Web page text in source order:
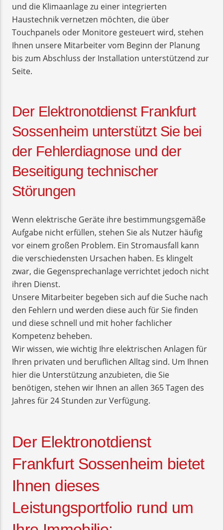
und die Klimaanlage zu einer integrierten
Haustechnik vernetzen möchten, die über
Touchpanels oder Monitore gesteuert wird, stehen
Ihnen unsere Mitarbeiter vom Beginn der Planung
bis zum Abschluss der Installation unterstützend zur
Seite.
Der Elektronotdienst Frankfurt
Sossenheim unterstützt Sie bei
der Fehlerdiagnose und der
Beseitigung technischer
Störungen
Wenn elektrische Geräte ihre bestimmungsgemäße
Aufgabe nicht erfüllen, stehen Sie als Nutzer häufig
vor einem großen Problem. Ein Stromausfall kann
die verschiedensten Ursachen haben. Es klingelt
zwar, die Gegensprechanlage verrichtet jedoch nicht
ihren Dienst.
Unsere Mitarbeiter begeben sich auf die Suche nach
den Fehlern und werden diese auch für Sie finden
und diese schnell und mit hoher fachlicher
Kompetenz beheben.
Wir wissen, wie wichtig Ihre elektrischen Anlagen für
Ihren privaten und beruflichen Alltag sind. Um Ihnen
hier die Unterstützung anzubieten, die Sie
benötigen, stehen wir Ihnen an allen 365 Tagen des
Jahres für 24 Stunden zur Verfügung.
Der Elektronotdienst
Frankfurt Sossenheim bietet
Ihnen dieses
Leistungsportfolio rund um